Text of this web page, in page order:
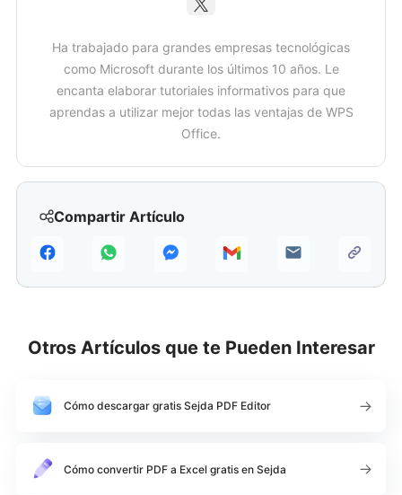
Compartir Artículo
Ha trabajado para grandes empresas tecnológicas
como Microsoft durante los últimos 10 años. Le
encanta elaborar tutoriales informativos para que
aprendas a utilizar mejor todas las ventajas de WPS
Office.
Otros Artículos que te Pueden Interesar
Cómo descargar gratis Sejda PDF Editor
Cómo convertir PDF a Excel gratis en Sejda